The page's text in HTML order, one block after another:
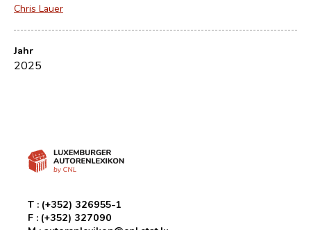
Chris Lauer
Jahr
2025
T : (+352) 326955-1
F : (+352) 327090